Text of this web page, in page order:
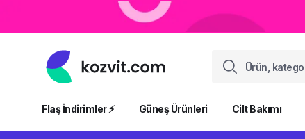
Flaş İndirimler ⚡️ Güneş Ürünleri Cilt Bakımı